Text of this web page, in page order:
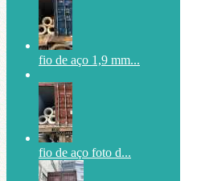
fio de aço 1,9 mm...
fio de aço foto d...